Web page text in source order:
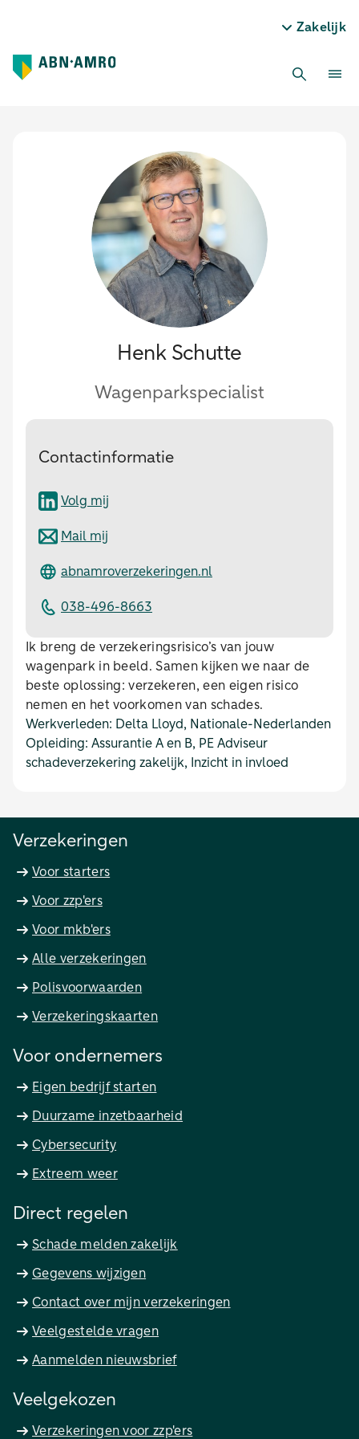
Zakelijk
Henk Schutte
Wagenparkspecialist
Contactinformatie
Volg mij
Mail mij
abnamroverzekeringen.nl
038-496-8663
Ik breng de verzekeringsrisico’s van jouw
wagenpark in beeld. Samen kijken we naar de
beste oplossing: verzekeren, een eigen risico
nemen en het voorkomen van schades.
Werkverleden: Delta Lloyd, Nationale-Nederlanden
Opleiding: Assurantie A en B, PE Adviseur
schadeverzekering zakelijk, Inzicht in invloed
Verzekeringen
Voor starters
Voor zzp'ers
Voor mkb'ers
Alle verzekeringen
Polisvoorwaarden
Verzekeringskaarten
Voor ondernemers
Eigen bedrijf starten
Duurzame inzetbaarheid
Cybersecurity
Extreem weer
Direct regelen
Schade melden zakelijk
Gegevens wijzigen
Contact over mijn verzekeringen
Veelgestelde vragen
Aanmelden nieuwsbrief
Veelgekozen
Verzekeringen voor zzp'ers